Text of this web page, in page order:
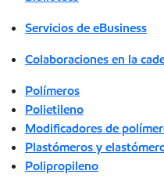
Servicios de eBusiness
Colaboraciones en la
Polímeros
Polietileno
Modificadores de
Plastómeros y
Polipropileno